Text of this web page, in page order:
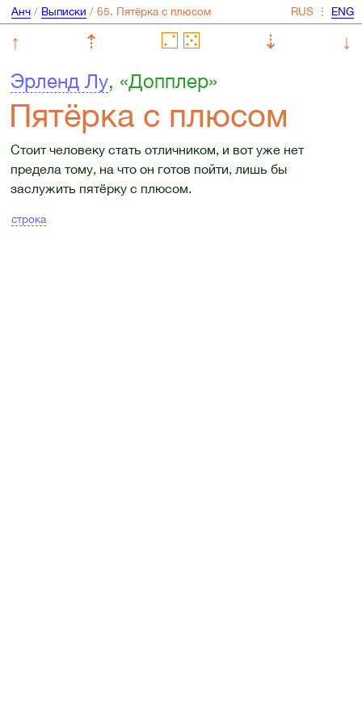
Анч/ Выписки / ⋮
↑ ⇡ ⇣
↓
Эрленд Лу, «Допплер»
Пятёрка с плюсом
Стоит человеку стать отличником, и вот уже нет
предела тому, на что он готов пойти, лишь бы
заслужить пятёрку с плюсом.
строка